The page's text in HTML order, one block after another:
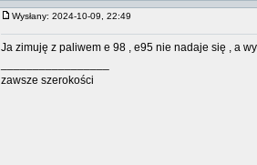
Wysłany: 2024-10-09, 22:49
Ja zimuję z paliwem e 98 , e95 nie nadaje się , a
zawsze szerokości